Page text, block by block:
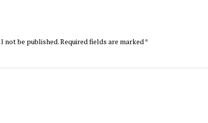
not be published.Required fields are marked *